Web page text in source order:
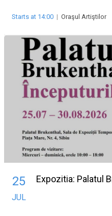
Starts at 14:00 | Oraşul Artiştilor
25
JUL
Expozitia: Palatul